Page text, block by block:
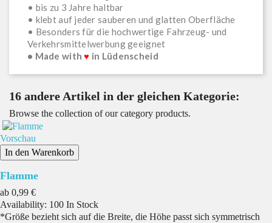
• bis zu 3 Jahre haltbar
• klebt auf jeder sauberen und glatten Oberfläche
• Besonders für die hochwertige Fahrzeug- und
Verkehrsmittelwerbung geeignet
• Made with♥ in Lüdenscheid
16 andere Artikel in der gleichen Kategorie:
Browse the collection of our category products.
Vorschau
In den Warenkorb
Flamme
ab Preis
0,99 €
Availability: 100 In Stock
*Größe bezieht sich auf die Breite, die Höhe passt sich symmetrisch